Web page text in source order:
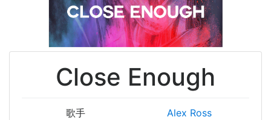
Close Enough
歌手 Alex Ross